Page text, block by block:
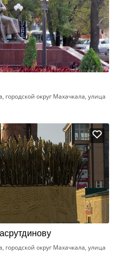
городской округ Махачкала, улица
городской округ Махачкала, улица